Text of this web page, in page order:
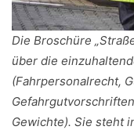
Die Broschüre
über die
(Fahrpersonalrecht,
Gewichte). Sie steht